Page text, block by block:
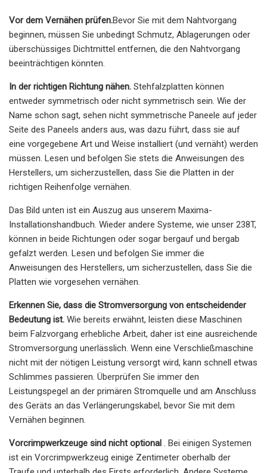
Vor dem Vernähen prüfen.Bevor Sie mit dem Nahtvorgang
beginnen, müssen Sie unbedingt Schmutz, Ablagerungen oder
überschüssiges Dichtmittel entfernen, die den Nahtvorgang
beeinträchtigen könnten.
In der richtigen Richtung nähen. Stehfalzplatten können
entweder symmetrisch oder nicht symmetrisch sein. Wie der
Name schon sagt, sehen nicht symmetrische Paneele auf jeder
Seite des Paneels anders aus, was dazu führt, dass sie auf
eine vorgegebene Art und Weise installiert (und vernäht) werden
müssen. Lesen und befolgen Sie stets die Anweisungen des
Herstellers, um sicherzustellen, dass Sie die Platten in der
richtigen Reihenfolge vernähen.
Das Bild unten ist ein Auszug aus unserem Maxima-
Installationshandbuch. Wieder andere Systeme, wie unser 238T,
können in beide Richtungen oder sogar bergauf und bergab
gefalzt werden. Lesen und befolgen Sie immer die
Anweisungen des Herstellers, um sicherzustellen, dass Sie die
Platten wie vorgesehen vernähen.
Erkennen Sie, dass die Stromversorgung von entscheidender
Bedeutung ist. Wie bereits erwähnt, leisten diese Maschinen
beim Falzvorgang erhebliche Arbeit, daher ist eine ausreichende
Stromversorgung unerlässlich. Wenn eine Verschließmaschine
nicht mit der nötigen Leistung versorgt wird, kann schnell etwas
Schlimmes passieren. Überprüfen Sie immer den
Leistungspegel an der primären Stromquelle und am Anschluss
des Geräts an das Verlängerungskabel, bevor Sie mit dem
Vernähen beginnen.
Vorcrimpwerkzeuge sind nicht optional . Bei einigen Systemen
ist ein Vorcrimpwerkzeug einige Zentimeter oberhalb der